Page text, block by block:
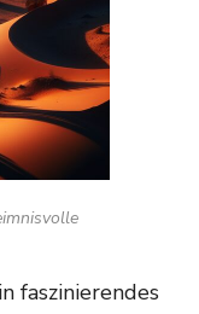
faszinierendes